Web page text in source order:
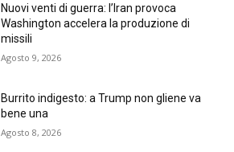
Nuovi venti di guerra: l’Iran provoca
Washington accelera la produzione di
missili
Agosto 9, 2026
Burrito indigesto: a Trump non gliene va
bene una
Agosto 8, 2026